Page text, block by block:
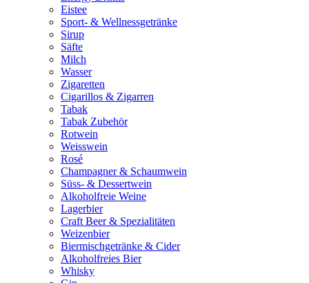
Eistee
Sport- & Wellnessgetränke
Sirup
Säfte
Milch
Wasser
Zigaretten
Cigarillos & Zigarren
Tabak
Tabak Zubehör
Rotwein
Weisswein
Rosé
Champagner & Schaumwein
Süss- & Dessertwein
Alkoholfreie Weine
Lagerbier
Craft Beer & Spezialitäten
Weizenbier
Biermischgetränke & Cider
Alkoholfreies Bier
Whisky